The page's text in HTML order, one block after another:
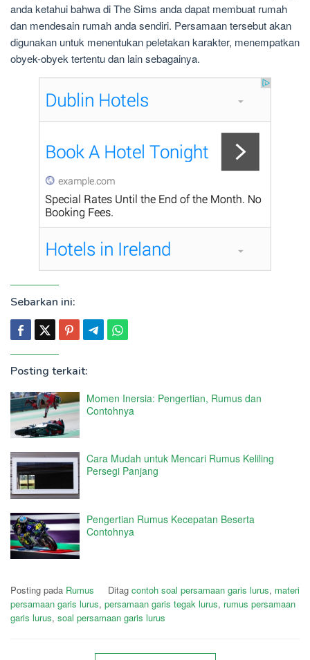
anda ketahui bahwa di The Sims anda dapat membuat rumah
dan mendesain rumah anda sendiri. Persamaan tersebut akan
digunakan untuk menentukan peletakan karakter, menempatkan
obyek-obyek tertentu dan lain sebagainya.
Sebarkan ini:
Posting terkait:
Momen Inersia: Pengertian, Rumus dan
Contohnya
Cara Mudah untuk Mencari Rumus Keliling
Persegi Panjang
Pengertian Rumus Kecepatan Beserta
Contohnya
Posting pada Rumus Ditag contoh soal persamaan garis lurus, materi
persamaan garis lurus, persamaan garis tegak lurus, rumus persamaan
garis lurus, soal persamaan garis lurus